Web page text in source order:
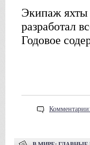
Экипаж яхты
разработал
Годовое
Комментарии: